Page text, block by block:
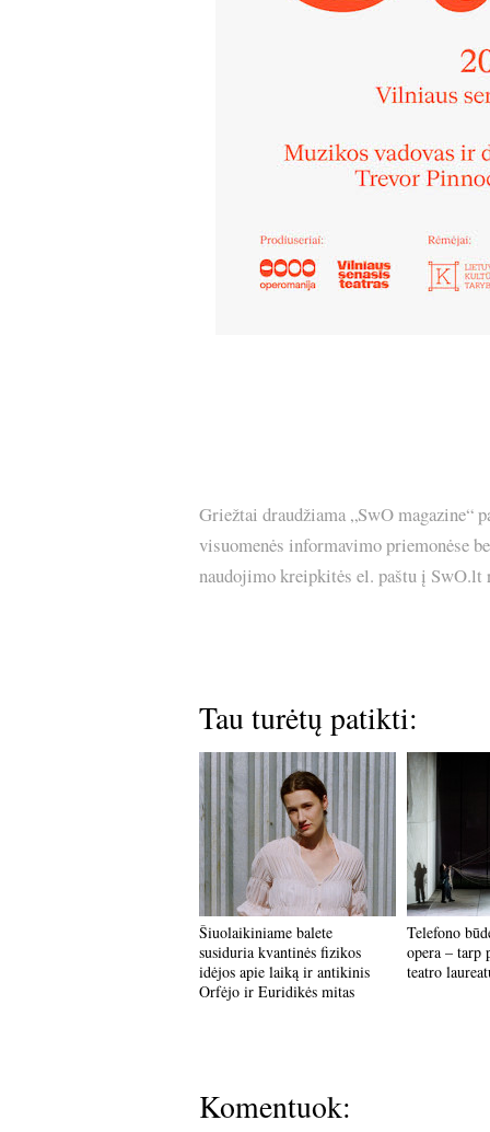
Griežtai draudžiama „SwO magazine“
visuomenės informavimo priemonėse
naudojimo kreipkitės el. paštu į
Tau turėtų patikti:
Šiuolaikiniame balete
susiduria kvantinės fizikos
idėjos apie laiką ir antikinis
Orfėjo ir Euridikės mitas
Telefono
opera – tarp
teatro
Komentuok: